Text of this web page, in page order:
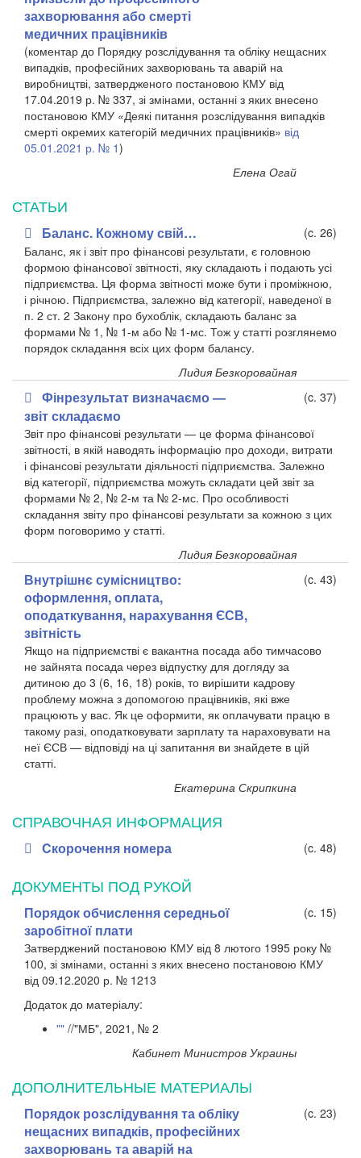
захворювання або смерті
медичних працівників
(коментар до Порядку розслідування та обліку нещасних
випадків, професійних захворювань та аварій на
виробництві, затвердженого постановою КМУ від
17.04.2019 р. № 337, зі змінами, останні з яких внесено
постановою КМУ «Деякі питання розслідування випадків
смерті окремих категорій медичних працівників» від
05.01.2021 р. № 1)
Елена Огай
СТАТЬИ
Баланс. Кожному свій…
(c. 26)
Баланс, як і звіт про фінансові результати, є головною
формою фінансової звітності, яку складають і подають усі
підприємства. Ця форма звітності може бути і проміжною,
і річною. Підприємства, залежно від категорії, наведеної в
п. 2 ст. 2 Закону про бухоблік, складають баланс за
формами № 1, № 1-м або № 1-мс. Тож у статті розглянемо
порядок складання всіх цих форм балансу.
Лидия Безкоровайная
Фінрезультат визначаємо —
звіт складаємо
(c. 37)
Звіт про фінансові результати — це форма фінансової
звітності, в якій наводять інформацію про доходи, витрати
і фінансові результати діяльності підприємства. Залежно
від категорії, підприємства можуть складати цей звіт за
формами № 2, № 2-м та № 2-мс. Про особливості
складання звіту про фінансові результати за кожною з цих
форм поговоримо у статті.
Лидия Безкоровайная
Внутрішнє сумісництво:
оформлення, оплата,
оподаткування, нарахування ЄСВ,
звітність
(c. 43)
Якщо на підприємстві є вакантна посада або тимчасово
не зайнята посада через відпустку для догляду за
дитиною до 3 (6, 16, 18) років, то вирішити кадрову
проблему можна з допомогою працівників, які вже
працюють у вас. Як це оформити, як оплачувати працю в
такому разі, оподатковувати зарплату та нараховувати на
неї ЄСВ — відповіді на ці запитання ви знайдете в цій
статті.
Екатерина Скрипкина
СПРАВОЧНАЯ ИНФОРМАЦИЯ
Cкорочення номера (c. 48)
ДОКУМЕНТЫ ПОД РУКОЙ
Порядок обчислення середньої
заробітної плати
(c. 15)
Затверджений постановою КМУ від 8 лютого 1995 року №
100, зі змінами, останні з яких внесено постановою КМУ
від 09.12.2020 р. № 1213
Додаток до матеріалу:
"" //"МБ", 2021, № 2
Кабинет Министров Украины
ДОПОЛНИТЕЛЬНЫЕ МАТЕРИАЛЫ
Порядок розслідування та обліку
нещасних випадків, професійних
захворювань та аварій на
(c. 23)